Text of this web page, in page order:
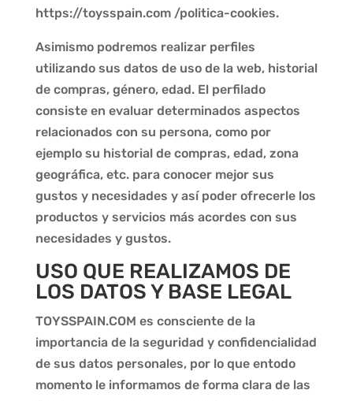
https://toysspain.com /politica-cookies.
Asimismo podremos realizar perfiles
utilizando sus datos de uso de la web, historial
de compras, género, edad. El perfilado
consiste en evaluar determinados aspectos
relacionados con su persona, como por
ejemplo su historial de compras, edad, zona
geográfica, etc. para conocer mejor sus
gustos y necesidades y así poder ofrecerle los
productos y servicios más acordes con sus
necesidades y gustos.
USO QUE REALIZAMOS DE
LOS DATOS Y BASE LEGAL
TOYSSPAIN.COM es consciente de la
importancia de la seguridad y confidencialidad
de sus datos personales, por lo que entodo
momento le informamos de forma clara de las